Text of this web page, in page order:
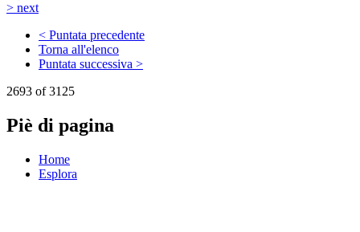
> next
< Puntata precedente
Torna all'elenco
Puntata successiva >
2693 of 3125
Piè di pagina
Home
Esplora